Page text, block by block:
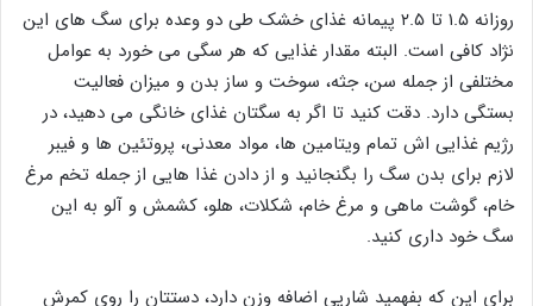
روزانه ۱.۵ تا ۲.۵ پیمانه غذای خشک طی دو وعده برای سگ های این
نژاد کافی است. البته مقدار غذایی که هر سگی می خورد به عوامل
مختلفی از جمله سن، جثه، سوخت و ساز بدن و میزان فعالیت
بستگی دارد. دقت کنید تا اگر به سگتان غذای خانگی می دهید، در
رژیم غذایی اش تمام ویتامین ها، مواد معدنی، پروتئین ها و فیبر
لازم برای بدن سگ را بگنجانید و از دادن غذا هایی از جمله تخم مرغ
خام، گوشت ماهی و مرغ خام، شکلات، هلو، کشمش و آلو به این
سگ خود داری کنید.
برای این که بفهمید شارپی اضافه وزن دارد، دستتان را روی کمرش